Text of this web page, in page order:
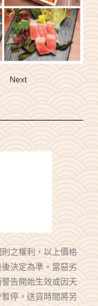
Next
之權利，以上價格
決定為準。當惡劣
告開始生效或因天
停。送貨時間將另